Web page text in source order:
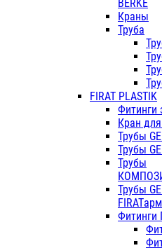
BERKE
Краны
Труба
FIRAT PLASTIK
Фитинги
Кран
Трубы
Трубы
Трубы
Трубы
Фитинги